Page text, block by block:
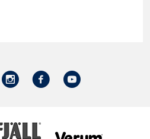
Norrmejerier
Facebook
Youtube
Fjällfil